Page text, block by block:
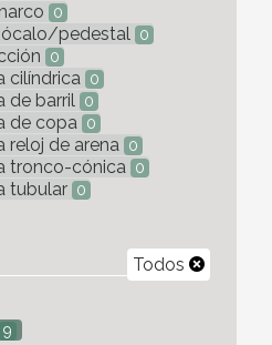
0
pedestal 0
0
cilíndrica 0
de barril 0
de copa 0
reloj de arena 0
tronco-cónica 0
tubular 0
Todos
9